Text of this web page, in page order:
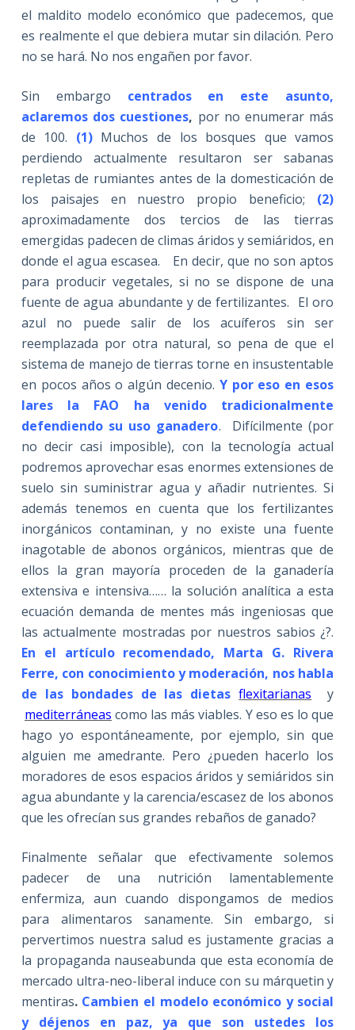
el maldito modelo económico que padecemos, que
es realmente el que debiera mutar sin dilación. Pero
no se hará. No nos engañen por favor.
Sin embargo centrados en este asunto,
aclaremos dos cuestiones, por no enumerar más
de 100. (1)Muchos de los bosques que vamos
perdiendo actualmente resultaron ser sabanas
repletas de rumiantes antes de la domesticación de
los paisajes en nuestro propio beneficio; (2)
aproximadamente dos tercios de las tierras
emergidas padecen de climas áridos y semiáridos, en
donde el agua escasea. En decir, que no son aptos
para producir vegetales, si no se dispone de una
fuente de agua abundante y de fertilizantes. El oro
azul no puede salir de los acuíferos sin ser
reemplazada por otra natural, so pena de que el
sistema de manejo de tierras torne en insustentable
en pocos años o algún decenio. Y por eso en esos
lares la FAO ha venido tradicionalmente
defendiendo su uso ganadero. Difícilmente (por
no decir casi imposible), con la tecnología actual
podremos aprovechar esas enormes extensiones de
suelo sin suministrar agua y añadir nutrientes. Si
además tenemos en cuenta que los fertilizantes
inorgánicos contaminan, y no existe una fuente
inagotable de abonos orgánicos, mientras que de
ellos la gran mayoría proceden de la ganadería
extensiva e intensiva…… la solución analítica a esta
ecuación demanda de mentes más ingeniosas que
las actualmente mostradas por nuestros sabios ¿?.
En el artículo recomendado, Marta G. Rivera
Ferre, con conocimiento y moderación, nos habla
de las bondades de las dietas flexitarianas y
mediterráneas como las más viables. Y eso es lo que
hago yo espontáneamente, por ejemplo, sin que
alguien me amedrante. Pero ¿pueden hacerlo los
moradores de esos espacios áridos y semiáridos sin
agua abundante y la carencia/escasez de los abonos
que les ofrecían sus grandes rebaños de ganado?
Finalmente señalar que efectivamente solemos
padecer de una nutrición lamentablemente
enfermiza, aun cuando dispongamos de medios
para alimentaros sanamente. Sin embargo, si
pervertimos nuestra salud es justamente gracias a
la propaganda nauseabunda que esta economía de
mercado ultra-neo-liberal induce con su márquetin y
mentiras. Cambien el modelo económico y social
y déjenos en paz, ya que son ustedes los